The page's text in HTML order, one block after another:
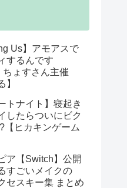
Us】アモアスで
するんです
ょすさん主催
】
トナイト】寝起き
したらついにビク
【ヒカキンゲーム
ア【Switch】公開
すごいメイクの
セスキー集 まとめ